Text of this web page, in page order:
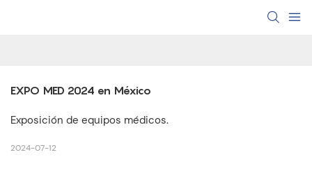
EXPO MED 2024 en México
Exposición de equipos médicos.
2024-07-12